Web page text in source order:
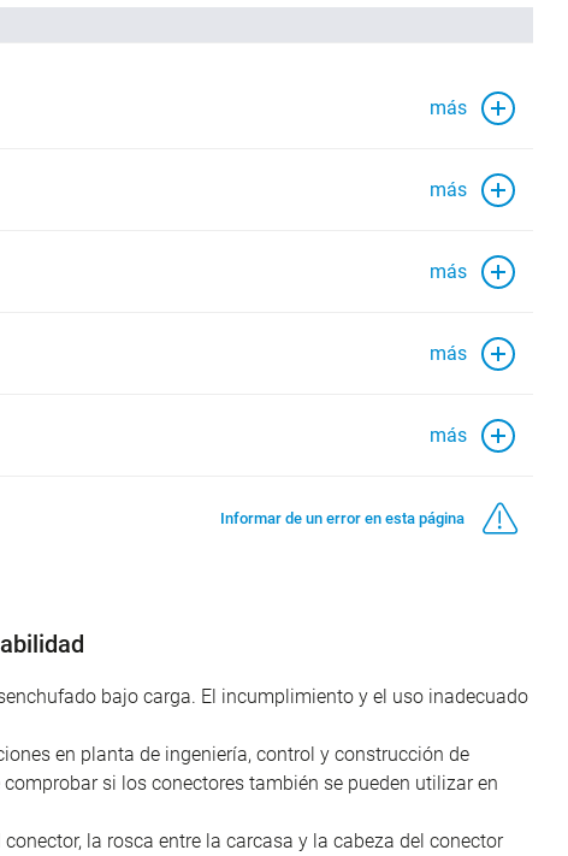
más
más
más
más
más
Informar de un error en esta página
bajo carga. El incumplimiento y el uso inadecuado
en planta de ingeniería, control y construcción de
si los conectores también se pueden utilizar en
la rosca entre la carcasa y la cabeza del conector